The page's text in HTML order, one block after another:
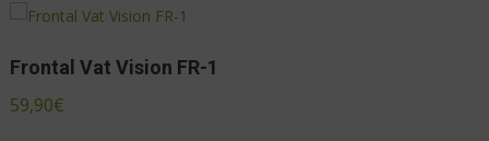
Frontal Vat Vision FR-1
59,90€